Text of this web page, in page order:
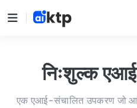
निःशुल्क
एक एआई-संचालित उपकरण जो